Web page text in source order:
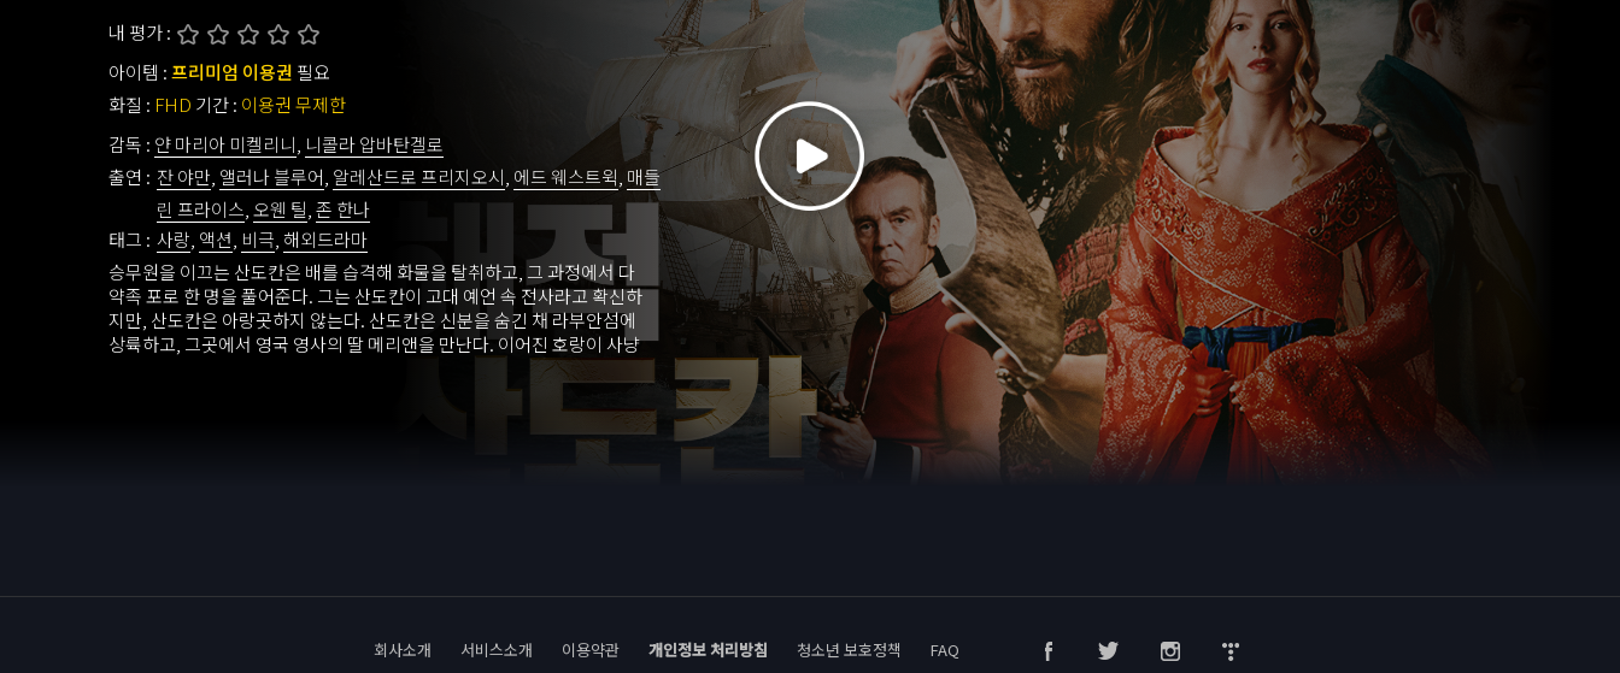
내 평가 :
아이템 :프리미엄 이용권 필요
화질 : FHD 기간 : 이용권 무제한
감독 : 얀 마리아 미켈리니 니콜라 압바탄겔로
출연 : 잔 야만 앨러나 블루어 알레산드로 프리지오시 에드 웨스트윅 매들
린 프라이스 오웬 틸 존 한나
태그 : 사랑 액션 비극 해외드라마
승무원을 이끄는 산도칸은 배를 습격해 화물을 탈취하고, 그 과정에서 다
약족 포로 한 명을 풀어준다. 그는 산도칸이 고대 예언 속 전사라고 확신하
지만, 산도칸은 아랑곳하지 않는다. 산도칸은 신분을 숨긴 채 라부안섬에
상륙하고, 그곳에서 영국 영사의 딸 메리앤을 만난다. 이어진 호랑이 사냥
에서 산도칸은 전설적인 해적 사냥꾼 제임스 브룩과 정면 충돌하게 된다.
회사소개 서비스소개 이용약관 개인정보 처리방침 청소년 보호정책 FAQ